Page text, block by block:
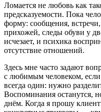
Ломается не любовь как
предсказуемости. Пока
форму: сообщения,
прихожей, следы обуви у
исчезает, и психика
отсутствие отношений.
Здесь мне часто задают
с любимым человеком,
всегда один: нужно
Воспоминания останутся,
днём. Когда я прошу